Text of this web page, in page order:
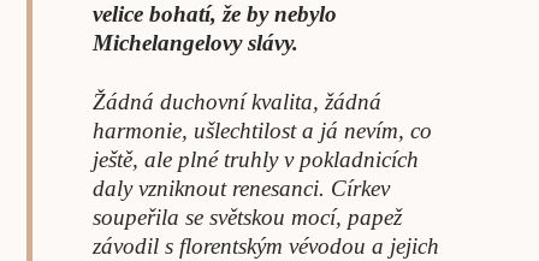
velice bohatí, že by nebylo
Michelangelovy slávy.
Žádná duchovní kvalita, žádná
harmonie, ušlechtilost a já nevím, co
ještě, ale plné truhly v pokladnicích
daly vzniknout renesanci. Církev
soupeřila se světskou mocí, papež
závodil s florentským vévodou a jejich